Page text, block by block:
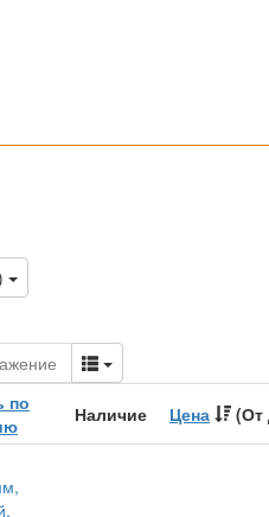
Toggle Dropdown
Toggle Dropdown
по
Наличие Цена (От